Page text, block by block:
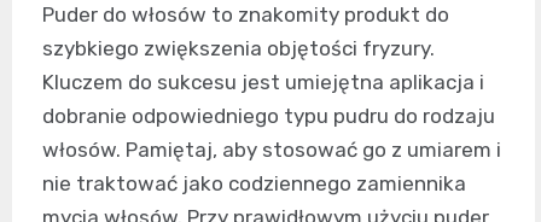
Puder do włosów to znakomity produkt do
szybkiego zwiększenia objętości fryzury.
Kluczem do sukcesu jest umiejętna aplikacja i
dobranie odpowiedniego typu pudru do rodzaju
włosów. Pamiętaj, aby stosować go z umiarem i
nie traktować jako codziennego zamiennika
mycia włosów. Przy prawidłowym użyciu puder